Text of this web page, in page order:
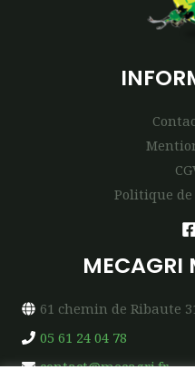
Politique
61 chemin de Ribaute
05 61 24 04 78
contact@mecagri.fr